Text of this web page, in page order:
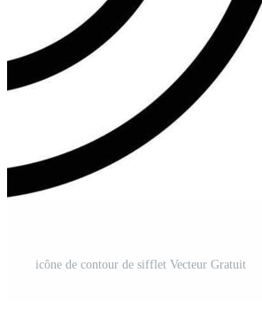
icône de contour de sifflet Vecteur Gratuit